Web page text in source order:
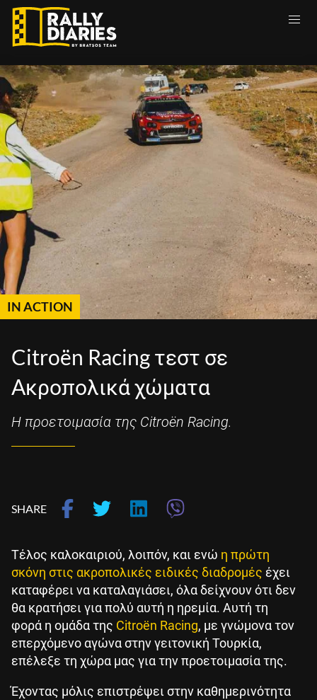
Skip
main
IN ACTION
Citroën Racing τεστ σε
Aκροπολικά χώματα
Η προετοιμασία της Citroën Racing.
SHARE
Τέλος καλοκαιριού, λοιπόν, και ενώ η πρώτη
σκόνη στις ακροπολικές ειδικές διαδρομές έχει
καταφέρει να καταλαγιάσει, όλα δείχνουν ότι δεν
θα κρατήσει για πολύ αυτή η ηρεμία. Αυτή τη
φορά η ομάδα της Citroën Racing, με γνώμονα τον
επερχόμενο αγώνα στην γειτονική Τουρκία,
επέλεξε τη χώρα μας για την προετοιμασία της.
Έχοντας μόλις επιστρέψει στην καθημερινότητα